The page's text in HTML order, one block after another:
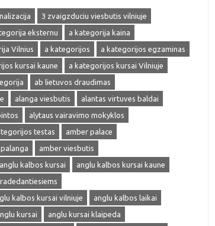
3 zvaigzduciu viesbutis vilniuje
eksternu
a kategorija kaina
Vilnius a kategorijos
a kategorijos egzaminas
kursai kaune
a kategorijos kursai Vilniuje
ab lietuvos draudimas
alanga viesbutis
alantas virtuves baldai
alytaus vairavimo mokyklos
testas
amber palace
amber viesbutis
anglu kalbos kursai
anglu kalbos kursai kaune
kalbos kursai vilniuje
anglu kalbos laikai
kursai
anglu kursai klaipeda